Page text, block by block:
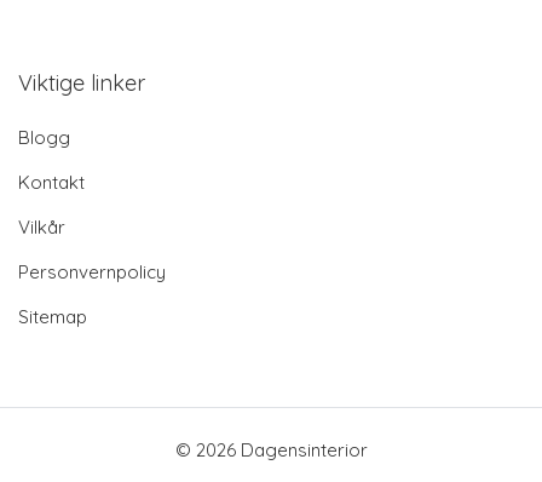
Viktige linker
Blogg
Kontakt
Vilkår
Personvernpolicy
Sitemap
© 2026 Dagensinterior